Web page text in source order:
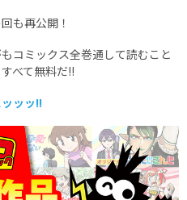
も再公開！
コミックス全巻通して読むこと
べて無料だ!!
ッッ!!